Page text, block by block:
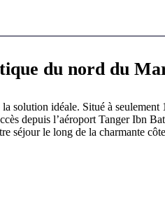
du nord du
solution idéale. Situé à seulement
depuis l’aéroport Tanger Ibn
séjour le long de la charmante